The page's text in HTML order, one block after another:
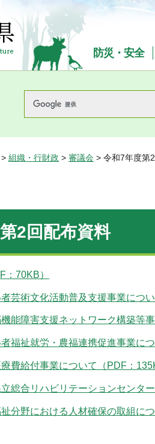
長野県Nagano Prefecture
防災・安全
> 組織・行財政 > 審議会 > 令和7年度第
2回配布資料
：70KB）
芸術文化活動普及支援事業につ
能障害支援ネットワーク構築等
福祉就労・農福連携促進事業に
費給付事業について（PDF：
総合リハビリテーションセンタ
分野における人材確保の取組に